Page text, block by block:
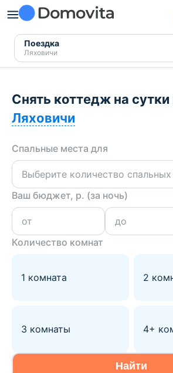
Поездка
Ляховичи
Снять коттедж на
Ляховичи
Спальные места для
Ваш бюджет, р. (за ночь)
Количество комнат
1 комната 2
3 комнаты 4+
Найти